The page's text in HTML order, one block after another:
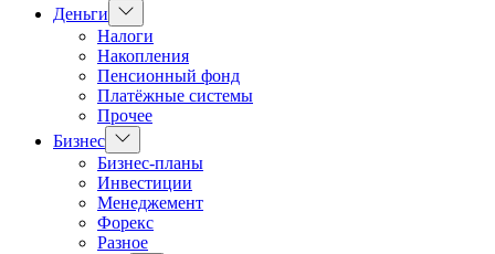
Деньги
Показать
подменю
Налоги
Накопления
Пенсионный фонд
Платёжные системы
Прочее
Бизнес Показать
подменю
Бизнес-планы
Инвестиции
Менеджемент
Форекс
Разное